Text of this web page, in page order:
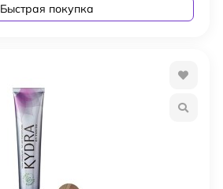
Быстрая покупка